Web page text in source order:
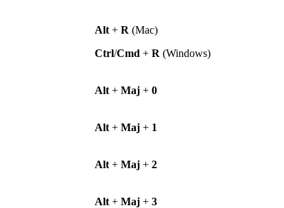
Alt + R (Mac)
Ctrl/Cmd + R (Windows)
Alt + Maj + 0
Alt + Maj + 1
Alt + Maj + 2
Alt + Maj + 3